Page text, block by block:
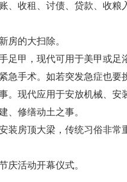
、收租、讨债、贷款、收粮
房的大扫除。
甲，现代可用于美甲或足
手术。如若突发急症也要
现代应用于安放机械、安
、修缮动土之事。
房顶大梁，传统习俗非常
庆活动开幕仪式。